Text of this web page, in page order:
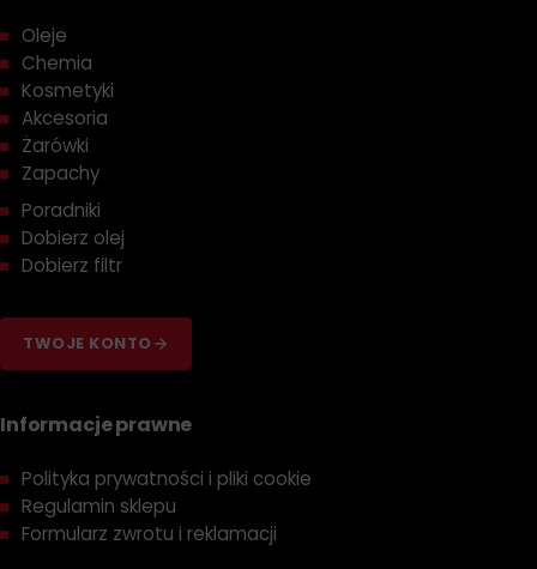
Oleje
Chemia
Kosmetyki
Akcesoria
Żarówki
Zapachy
Poradniki
Dobierz olej
Dobierz filtr
TWOJE KONTO
Informacje prawne
Polityka prywatności i pliki cookie
Regulamin sklepu
Formularz zwrotu i reklamacji